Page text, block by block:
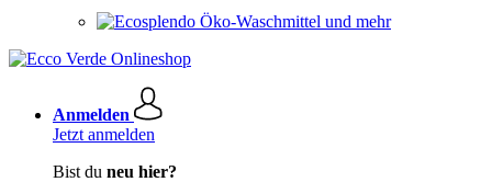
Öko-Waschmittel und mehr
Anmelden
Jetzt anmelden
Bist du neu hier?